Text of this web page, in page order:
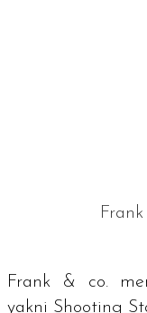
Frank & co.
yakni Shooting